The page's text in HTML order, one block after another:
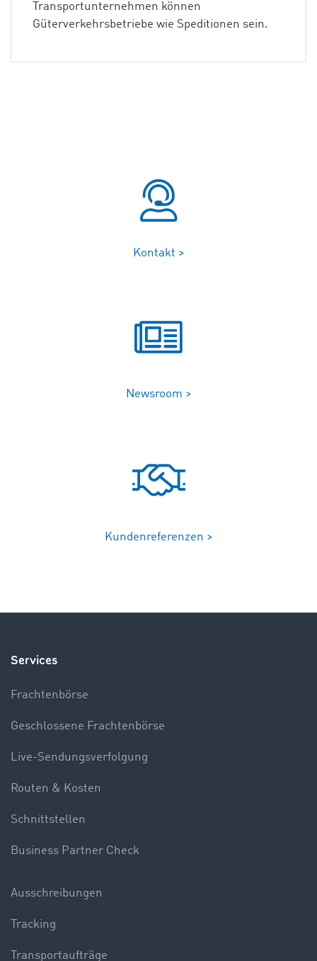
Transportunternehmen können
Güterverkehrsbetriebe wie Speditionen sein.
Kontakt >
Newsroom >
Kundenreferenzen >
Services
Frachtenbörse
Geschlossene Frachtenbörse
Live-Sendungsverfolgung
Routen & Kosten
Schnittstellen
Business Partner Check
Ausschreibungen
Tracking
Transportaufträge